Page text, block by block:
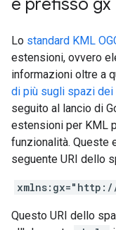
Lo standard KML
estensioni, ovvero
informazioni oltre a
di più sugli spazi dei
seguito al lancio di
estensioni per KML
funzionalità. Queste
seguente URI dello
Questo URI dello